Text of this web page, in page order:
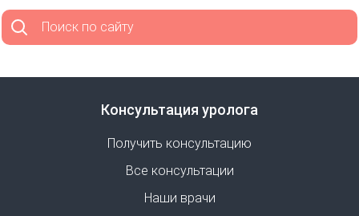
Поиск по сайту
Консультация уролога
Получить консультацию
Все консультации
Наши врачи